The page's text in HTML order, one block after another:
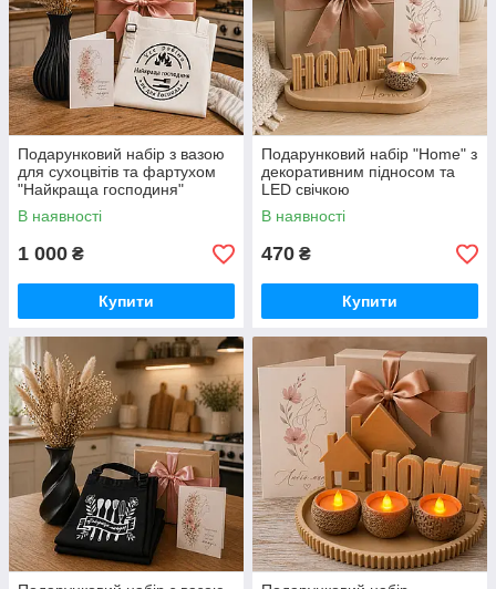
Подарунковий набір з вазою
для сухоцвітів та фартухом
"Найкраща господиня"
В наявності
1 000 ₴
Купити
Подарунковий набір "Home" з
декоративним підносом та
LED свічкою
В наявності
470 ₴
Купити